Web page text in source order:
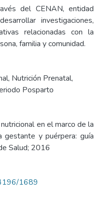
del CENAN, entidad
investigaciones,
relacionadas con la
familia y comunidad.
, Nutrición Prenatal,
Posparto
en el marco de la
y puérpera: guía
Salud; 2016
1689